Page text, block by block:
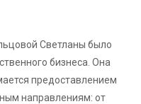
Светланы было
бизнеса. Она
предоставлением
направлениям: от